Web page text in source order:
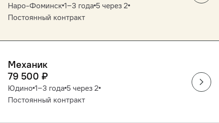
Наро-Фоминск 1‒3 года 5 через 2
Постоянный контракт
Механик
79 500 ₽
Юдино 1‒3 года 5 через 2
Постоянный контракт